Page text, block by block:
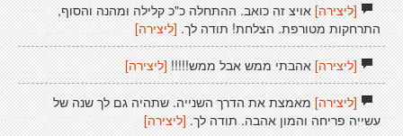
[ליצירה]אויצ זה כואב. ההתחלה כ"כ קלילה ומהנה והסוף,
התרחקות מטורפת. הצלחת! תודה לך. [ליצירה]
[ליצירה]אהבתי ממש אבל ממש!!!!! [ליצירה]
[ליצירה]מאמצת את הדרך השנייה. שתהיה גם לך שנה של
עשייה פריחה והמון אהבה. תודה לך. [ליצירה]